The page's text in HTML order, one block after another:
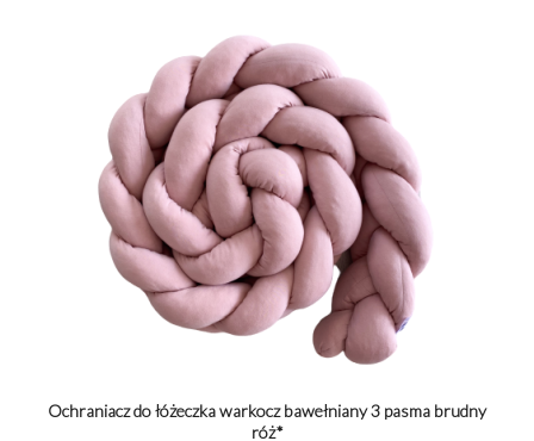
Ochraniacz do łóżeczka warkocz bawełniany 3 pasma brudny
róż*